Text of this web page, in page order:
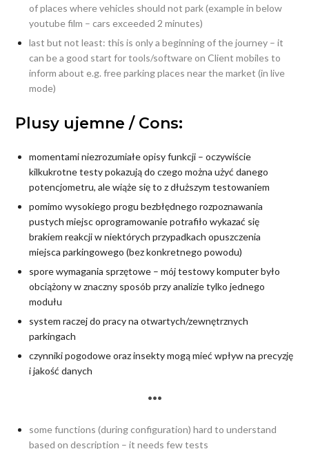
of places where vehicles should not park (example in below
youtube film – cars exceeded 2 minutes)
last but not least: this is only a beginning of the journey – it
can be a good start for tools/software on Client mobiles to
inform about e.g. free parking places near the market (in live
mode)
Plusy ujemne / Cons:
momentami niezrozumiałe opisy funkcji – oczywiście
kilkukrotne testy pokazują do czego można użyć danego
potencjometru, ale wiąże się to z dłuższym testowaniem
pomimo wysokiego progu bezbłędnego rozpoznawania
pustych miejsc oprogramowanie potrafiło wykazać się
brakiem reakcji w niektórych przypadkach opuszczenia
miejsca parkingowego (bez konkretnego powodu)
spore wymagania sprzętowe – mój testowy komputer było
obciążony w znaczny sposób przy analizie tylko jednego
modułu
system raczej do pracy na otwartych/zewnętrznych
parkingach
czynniki pogodowe oraz insekty mogą mieć wpływ na precyzję
i jakość danych
•••
some functions (during configuration) hard to understand
based on description – it needs few tests